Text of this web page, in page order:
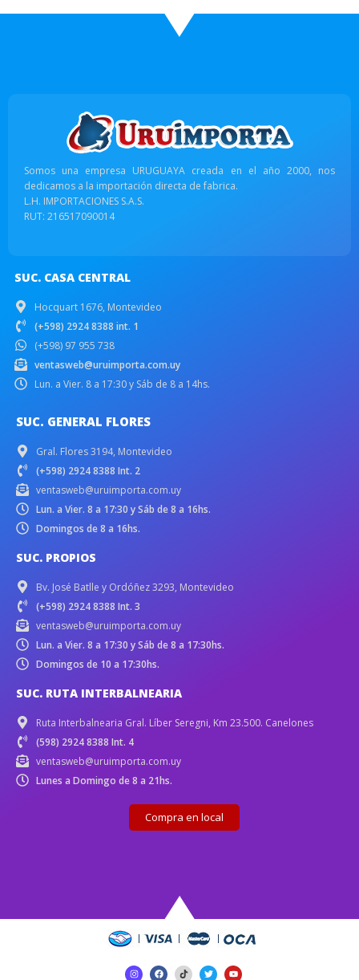
Somos una empresa URUGUAYA creada en el año 2000, nos
dedicamos a la importación directa de fabrica.
L.H. IMPORTACIONES S.A.S.
RUT: 216517090014
SUC. CASA CENTRAL
Hocquart 1676, Montevideo
(+598) 2924 8388 int. 1
(+598) 97 955 738
ventasweb@uruimporta.com.uy
Lun. a Vier. 8 a 17:30 y Sáb de 8 a 14hs.
SUC. GENERAL FLORES
Gral. Flores 3194, Montevideo
(+598) 2924 8388 Int. 2
ventasweb@uruimporta.com.uy
Lun. a Vier. 8 a 17:30 y Sáb de 8 a 16hs.
Domingos de 8 a 16hs.
SUC. PROPIOS
Bv. José Batlle y Ordóñez 3293, Montevideo
(+598) 2924 8388 Int. 3
ventasweb@uruimporta.com.uy
Lun. a Vier. 8 a 17:30 y Sáb de 8 a 17:30hs.
Domingos de 10 a 17:30hs.
SUC. RUTA INTERBALNEARIA
Ruta Interbalnearia Gral. Líber Seregni, Km 23.500. Canelones
(598) 2924 8388 Int. 4
ventasweb@uruimporta.com.uy
Lunes a Domingo de 8 a 21hs.
Compra en local